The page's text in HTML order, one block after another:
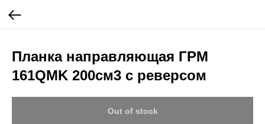
Планка направляющая ГРМ
161QMK 200см3 с реверсом
Out of stock